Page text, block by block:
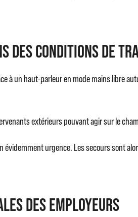
des conditions de
à un haut-parleur en mode mains libre
extérieurs pouvant agir sur le
évidemment urgence. Les secours sont
des employeurs